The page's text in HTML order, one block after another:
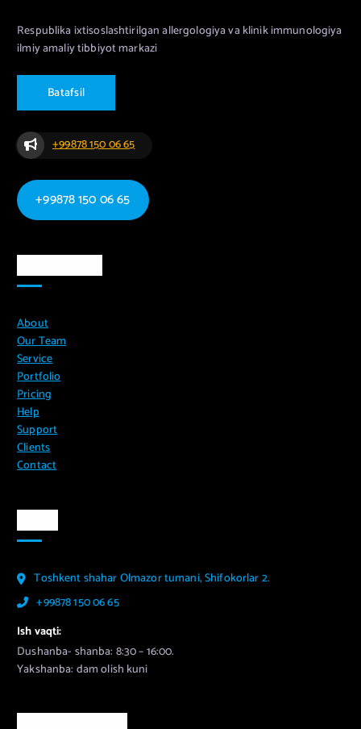
Respublika ixtisoslashtirilgan allergologiya va klinik immunologiya
ilmiy amaliy tibbiyot markazi
Batafsil
+99878 150 06 65
+99878 150 06 65
About
Our Team
Service
Portfolio
Pricing
Help
Support
Clients
Contact
Toshkent shahar Olmazor tumani, Shifokorlar 2.
+99878 150 06 65
Ish vaqti:
Dushanba- shanba: 8:30 – 16:00.
Yakshanba: dam olish kuni